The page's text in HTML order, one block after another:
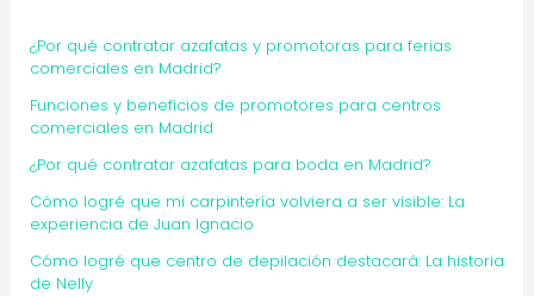
¿Por qué contratar azafatas y promotoras para ferias
comerciales en Madrid?
Funciones y beneficios de promotores para centros
comerciales en Madrid
¿Por qué contratar azafatas para boda en Madrid?
Cómo logré que mi carpintería volviera a ser visible: La
experiencia de Juan Ignacio
Cómo logré que centro de depilación destacará: La historia
de Nelly